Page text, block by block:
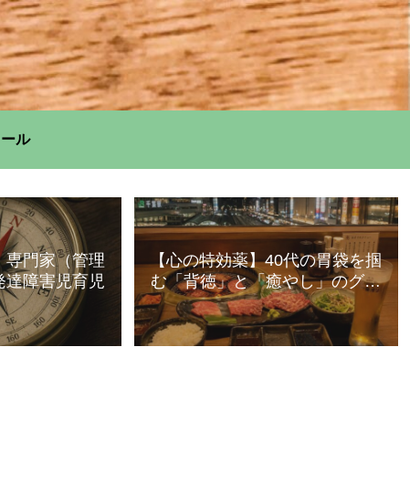
ル
専門家（管理
達障害児育児
【心の特効薬】40代の胃袋を掴
む「背徳」と「癒やし」のグル
メ